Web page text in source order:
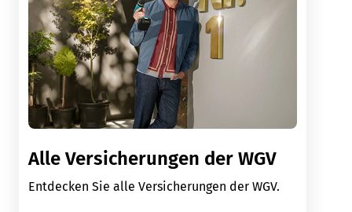
Alle Versicherungen der WGV
Entdecken Sie alle Versicherungen der WGV.